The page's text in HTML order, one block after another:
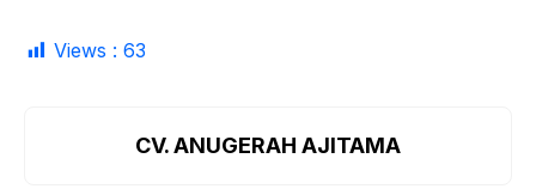
Views : 63
CV. ANUGERAH AJITAMA